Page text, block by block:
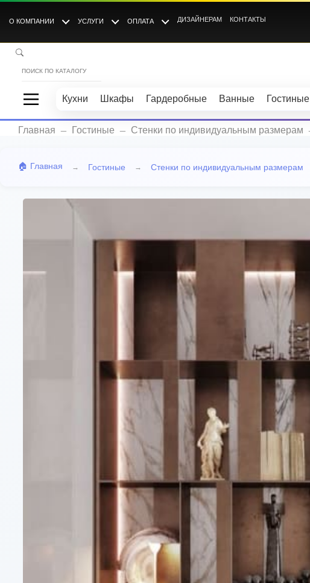
О КОМПАНИИ УСЛУГИ ОПЛАТА ДИЗАЙНЕРАМ КОНТАКТЫ
Кухни Шкафы Гардеробные Ванные Гостиные
Главная Гостиные Стенки по индивидуальным размерам
🏠 Главная → Гостиные → Стенки по индивидуальным размерам